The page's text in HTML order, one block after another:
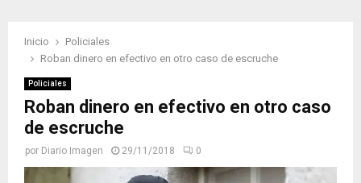
Inicio
Policiales
Roban dinero en efectivo en otro caso de escruche
Policiales
Roban dinero en efectivo en otro caso
de escruche
por Diario Imagen 29/11/2018 0